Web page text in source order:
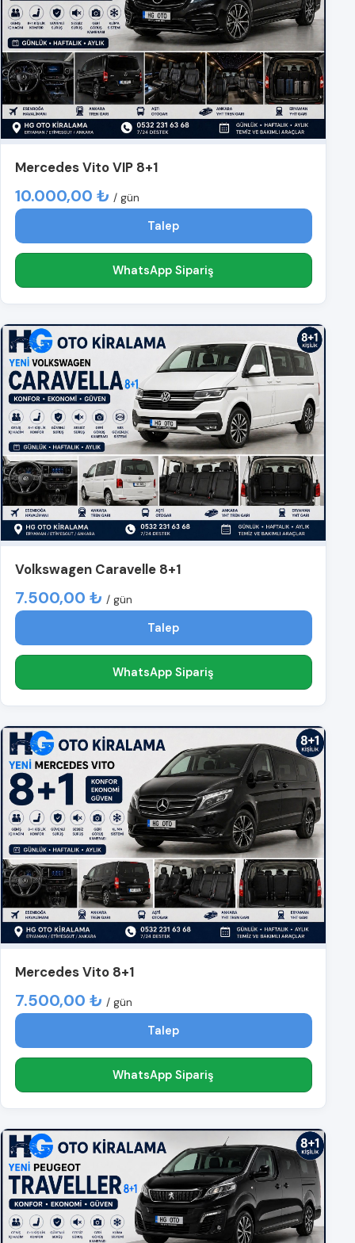
Mercedes Vito VIP 8+1
10.000,00 ₺ / gün
Talep
WhatsApp Sipariş
Volkswagen Caravelle 8+1
7.500,00 ₺ / gün
Talep
WhatsApp Sipariş
Mercedes Vito 8+1
7.500,00 ₺ / gün
Talep
WhatsApp Sipariş